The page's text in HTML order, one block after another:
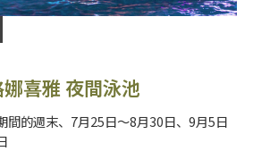
喜雅 夜間泳池
間的週末、7月25日～8月30日、9月5日